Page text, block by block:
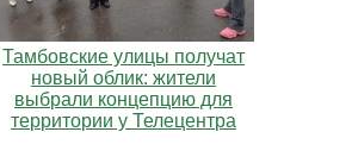
Тамбовские улицы получат
новый облик: жители
выбрали концепцию для
территории у Телецентра